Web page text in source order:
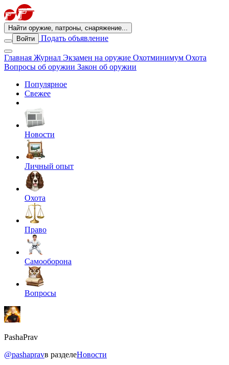
Найти оружие, патроны, снаряжение...
Войти
Подать объявление
Главная Журнал Экзамен на оружие Охотминимум Охота
Вопросы об оружии Закон об оружии
Популярное
Свежее
Новости
Личный опыт
Охота
Право
Самооборона
Вопросы
PashaPrav
@pashapravв разделеНовости